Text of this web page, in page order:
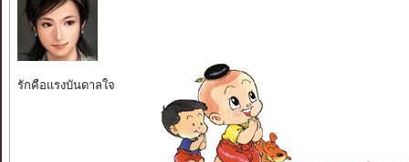
รักคือแรงบันดาลใจ